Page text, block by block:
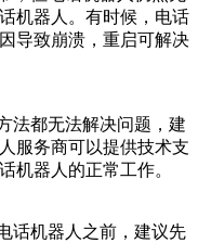
机器人。有时候，电话
导致崩溃，重启可解决
法都无法解决问题，建
服务商可以提供技术支
机器人的正常工作。
话机器人之前，建议先